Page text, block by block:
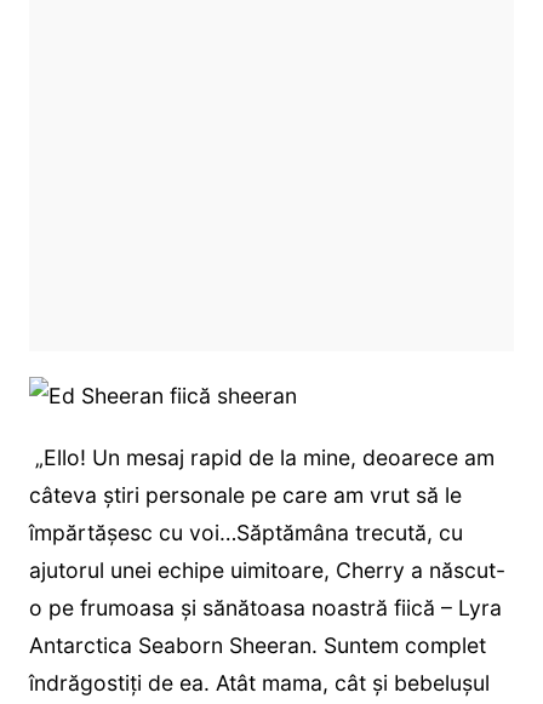
„Ello! Un mesaj rapid de la mine, deoarece am
câteva știri personale pe care am vrut să le
împărtășesc cu voi…Săptămâna trecută, cu
ajutorul unei echipe uimitoare, Cherry a născut-
o pe frumoasa și sănătoasa noastră fiică – Lyra
Antarctica Seaborn Sheeran. Suntem complet
îndrăgostiți de ea. Atât mama, cât și bebelușul